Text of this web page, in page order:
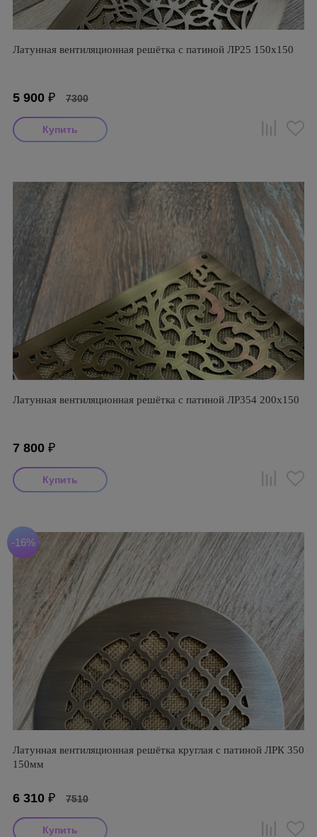
Латунная вентиляционная решётка с патиной ЛР25 150х150
5 900 ₽ 7300
Латунная вентиляционная решётка с патиной ЛР354 200х150
7 800 ₽
-16%
Латунная вентиляционная решётка круглая с патиной ЛРК 350
150мм
6 310 ₽ 7510